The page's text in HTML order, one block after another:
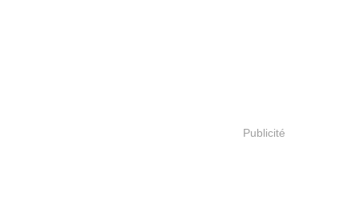
Publicité